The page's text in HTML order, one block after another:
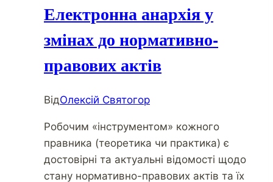
Електронна анархія у
змінах до нормативно-
правових актів
ВідОлексій Святогор
Робочим «інструментом» кожного
правника (теоретика чи практика) є
достовірні та актуальні відомості щодо
стану нормативно-правових актів та їх